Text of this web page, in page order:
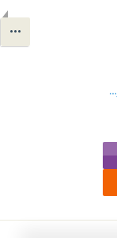
أسرار ستغير حياتك للقراء من جميع الأعمار الذين يرغبون تحقيق الثراء | Life Changing Secrets Of The Three Masters‎